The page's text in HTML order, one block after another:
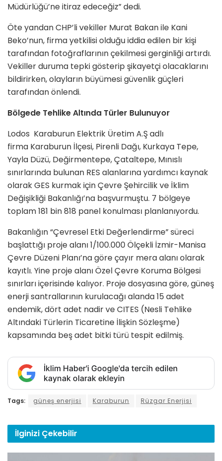
Müdürlüğü’ne itiraz edeceğiz” dedi.
Öte yandan CHP’li vekiller Murat Bakan ile Kani
Beko’nun, firma yetkilisi olduğu iddia edilen bir kişi
tarafından fotoğraflarının çekilmesi gerginliği artırdı.
Vekiller duruma tepki gösterip şikayetçi olacaklarını
bildirirken, olayların büyümesi güvenlik güçleri
tarafından önlendi.
Bölgede Tehlike Altında Türler Bulunuyor
Lodos Karaburun Elektrik Üretim A.Ş adlı
firma Karaburun İlçesi, Pirenli Dağı, Kurkaya Tepe,
Yayla Düzü, Değirmentepe, Çataltepe, Mınıslı
sınırlarında bulunan RES alanlarına yardımcı kaynak
olarak GES kurmak için Çevre Şehircilik ve İklim
Değişikliği Bakanlığı’na başvurmuştu. 7 bölgeye
toplam 181 bin 818 panel konulması planlanıyordu.
Bakanlığın “Çevresel Etki Değerlendirme” süreci
başlattığı proje alanı 1/100.000 Ölçekli İzmir-Manisa
Çevre Düzeni Planı’na göre çayır mera alanı olarak
kayıtlı. Yine proje alanı Özel Çevre Koruma Bölgesi
sınırları içerisinde kalıyor. Proje dosyasına göre, güneş
enerji santrallarının kurulacağı alanda 15 adet
endemik, dört adet nadir ve CITES (Nesli Tehlike
Altındaki Türlerin Ticaretine İlişkin Sözleşme)
kapsamında beş adet bitki türü tespit edilmiş.
İklim Haber'i Google'da tercih edilen
kaynak olarak ekleyin
Tags: güneş enerjisi Karaburun Rüzgar Enerjisi
İlginizi Çekebilir